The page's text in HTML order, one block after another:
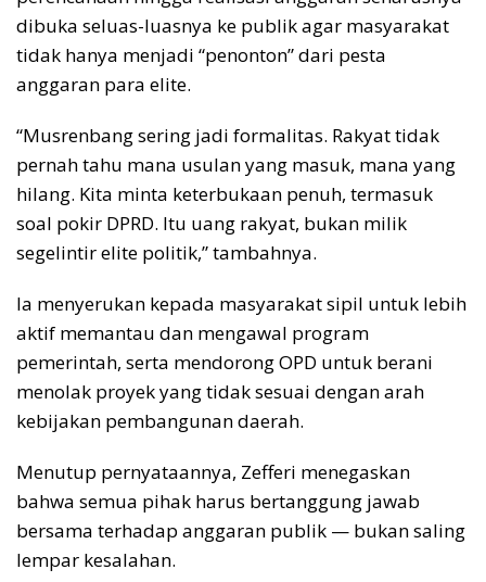
dibuka seluas-luasnya ke publik agar masyarakat
tidak hanya menjadi “penonton” dari pesta
anggaran para elite.
“Musrenbang sering jadi formalitas. Rakyat tidak
pernah tahu mana usulan yang masuk, mana yang
hilang. Kita minta keterbukaan penuh, termasuk
soal pokir DPRD. Itu uang rakyat, bukan milik
segelintir elite politik,” tambahnya.
Ia menyerukan kepada masyarakat sipil untuk lebih
aktif memantau dan mengawal program
pemerintah, serta mendorong OPD untuk berani
menolak proyek yang tidak sesuai dengan arah
kebijakan pembangunan daerah.
Menutup pernyataannya, Zefferi menegaskan
bahwa semua pihak harus bertanggung jawab
bersama terhadap anggaran publik — bukan saling
lempar kesalahan.